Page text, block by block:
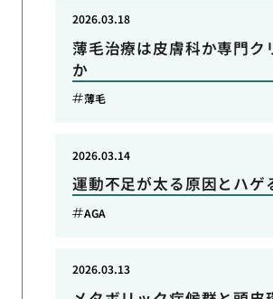
薄毛治療は皮膚科か専門ク
か
2026.03.18
薄毛
運動不足が太る原因とハゲ
2026.03.14
AGA
2026.03.13